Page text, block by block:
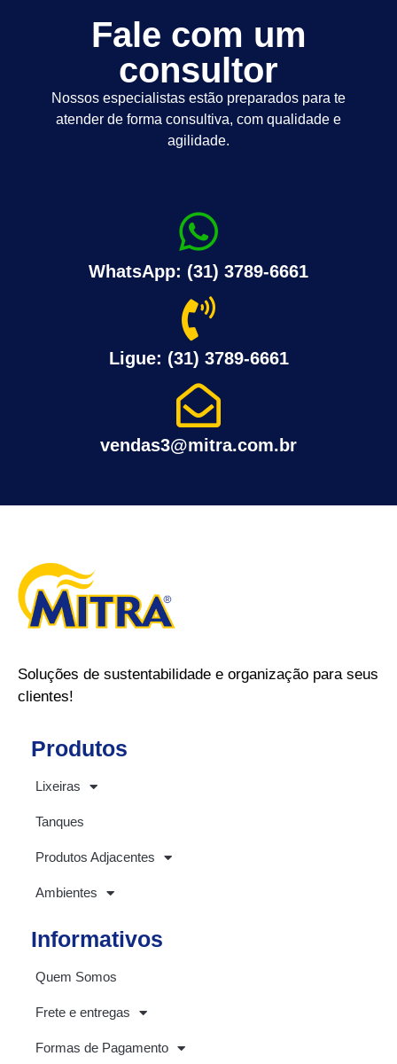
Fale com um
consultor
Nossos especialistas estão preparados para te
atender de forma consultiva, com qualidade e
agilidade.
WhatsApp: (31) 3789-6661
Ligue: (31) 3789-6661
vendas3@mitra.com.br
Soluções de sustentabilidade e organização para seus
clientes!
Produtos
Lixeiras
Tanques
Produtos Adjacentes
Ambientes
Informativos
Quem Somos
Frete e entregas
Formas de Pagamento